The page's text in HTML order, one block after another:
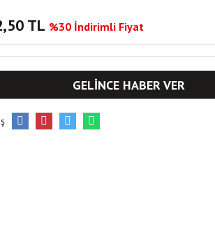
TL %30 İndirimli Fiyat
GELİNCE HABER VER